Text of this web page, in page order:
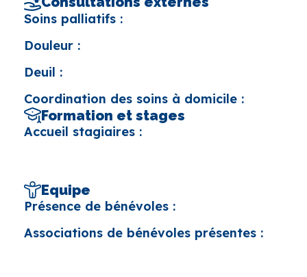
Soins palliatifs :
Douleur :
Deuil :
Coordination des soins à domicile :
Formation et stages
Accueil stagiaires :
Equipe
Présence de bénévoles :
Associations de bénévoles présentes :